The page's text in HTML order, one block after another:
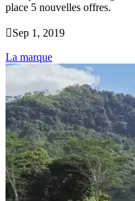
place 5 nouvelles offres.
Sep 1, 2019
La marque